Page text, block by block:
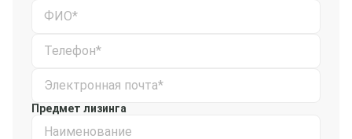
ФИО*
Телефон*
Электронная почта*
Предмет лизинга
Наименование